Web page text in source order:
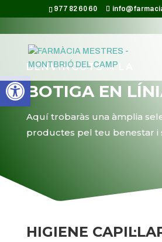
Obre la barra d'eines
CODI GOOGLE ANALYTICS:
977 82 60 60
BENVINGUTS A LA
BOTIGA EN
Aquí trobaràs una àmplia
productes pel teu benestar i
HIGIENE